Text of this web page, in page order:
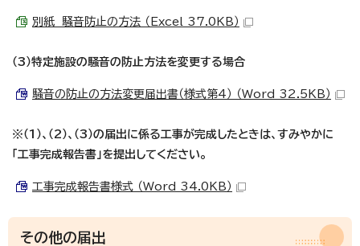
別紙 騒音防止の方法 （Excel 37.0KB）
（3）特定施設の騒音の防止方法を変更する場合
騒音の防止の方法変更届出書（様式第4） （Word 32.5KB）
※（1）、（2）、（3）の届出に係る工事が完成したときは、すみやかに
「工事完成報告書」を提出してください。
工事完成報告書様式 （Word 34.0KB）
その他の届出